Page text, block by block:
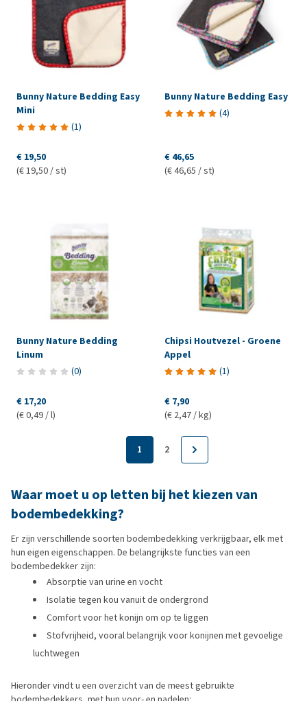
Bunny Nature Bedding Easy
Mini
(1)
€ 19,50
(€ 19,50 / st)
Bunny Nature Bedding Easy
(4)
€ 46,65
(€ 46,65 / st)
Bunny Nature Bedding
Linum
(0)
€ 17,20
(€ 0,49 / l)
Chipsi Houtvezel - Groene
Appel
(1)
€ 7,90
(€ 2,47 / kg)
1 2
Waar moet u op letten bij het kiezen van
bodembedekking?
Er zijn verschillende soorten bodembedekking verkrijgbaar, elk met
hun eigen eigenschappen. De belangrijkste functies van een
bodembedekker zijn:
Absorptie van urine en vocht
Isolatie tegen kou vanuit de ondergrond
Comfort voor het konijn om op te liggen
Stofvrijheid, vooral belangrijk voor konijnen met gevoelige
luchtwegen
Hieronder vindt u een overzicht van de meest gebruikte